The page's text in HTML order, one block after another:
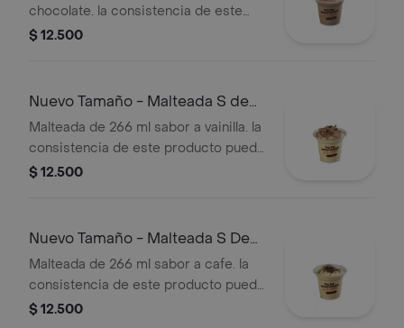
chocolate. la consistencia de este
producto puede variar debido al
$ 12.500
Nuevo Tamaño - Malteada S de
Vainilla
Malteada de 266 ml sabor a vainilla. la
consistencia de este producto puede
variar debido al tiempo de entrega.
$ 12.500
Nuevo Tamaño - Malteada S De
Café
Malteada de 266 ml sabor a cafe. la
consistencia de este producto puede
variar debido al tiempo de entrega
$ 12.500